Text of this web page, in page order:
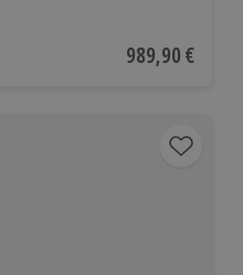
Aktueller Preis
989,90 €